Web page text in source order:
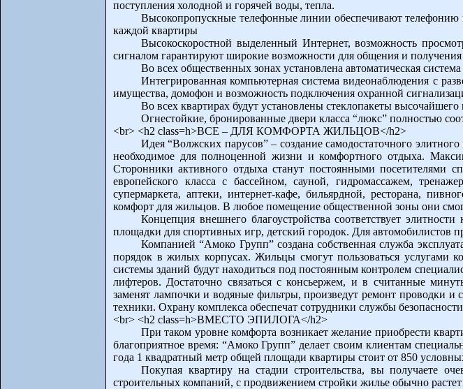
поступления холодной и горячей воды, тепла.
Высокопропускные телефонные линии обеспечивают телефонию
каждой квартиры
Высокоскоростной выделенный Интернет, возможность
сигналом гарантируют широкие возможности для общения и
Во всех общественных зонах установлена автоматическая
Интегрированная компьютерная система видеонаблюдения с
имущества, домофон и возможность подключения охранной
Во всех квартирах будут установлены стеклопакеты высочайшего
Огнестойкие, бронированные двери класса “люкс” полностью
<br> <h2 class=h>ВСЕ – ДЛЯ КОМФОРТА ЖИЛЬЦОВ</h2>
Идея “Волжских парусов” – создание самодостаточного
необходимое для полноценной жизни и комфортного отдыха.
Сторонники активного отдыха станут постоянными посетителями
европейского класса с бассейном, сауной, гидромассажем,
супермаркета, аптеки, интернет-кафе, бильярдной, ресторана,
комфорт для жильцов. В любое помещение общественной зоны они
Концепция внешнего благоустройства соответствует
площадки для спортивных игр, детский городок. Для автомобилистов
Компанией “Амоко Групп” создана собственная служба
порядок в жилых корпусах. Жильцы смогут пользоваться услугами
системы зданий будут находиться под постоянным контролем
лифтеров. Достаточно связаться с консьержем, и в считанные
заменят лампочки и водяные фильтры, произведут ремонт проводки и
техники. Охрану комплекса обеспечат сотрудники службы
<br> <h2 class=h>ВМЕСТО ЭПИЛОГА</h2>
При таком уровне комфорта возникает желание приобрести
благоприятное время: “Амоко Групп” делает своим клиентам
года 1 квадратный метр общей площади квартиры стоит от 850
Покупая квартиру на стадии строительства, вы получаете
строительных компаний, с продвижением стройки жилье обычно растет